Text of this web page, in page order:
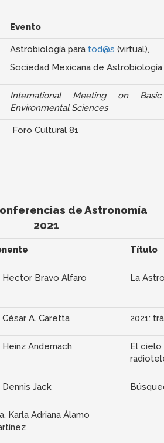
Evento
Astrobiología para tod@s (virtual),
Sociedad Mexicana de Astrobiología
International Meeting on
Environmental Sciences
Foro Cultural 81
de Astronomía
2021
Título
Hector Bravo Alfaro La
César A. Caretta 2021:
Heinz Andernach
El cielo
Dennis Jack
Karla Adriana Álamo